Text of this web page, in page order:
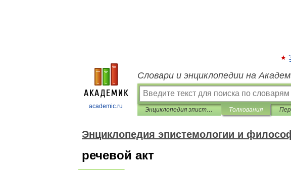
academic.ru
Словари и энциклопедии на
Энциклопедия эпистемологии и философии науки Толкования
Энциклопедия эпистемологии и
речевой акт